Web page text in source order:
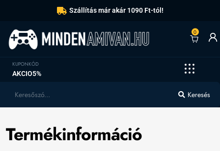
Szállítás már akár 1090 Ft-tól!
0
KUPONKÓD
AKCIO5%
Keresés
Termékinformáció